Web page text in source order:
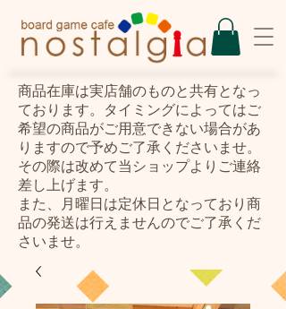
​商品在庫は実店舗のものと共有となっ
ております。タイミングによってはご
希望の商品がご用意できない場合があ
りますので予めご了承くださいませ。
その際は改めて当ショップよりご連絡
差し上げます。
また、月曜日は定休日となっており商
品の発送は行えませんのでご了承くだ
さいませ。